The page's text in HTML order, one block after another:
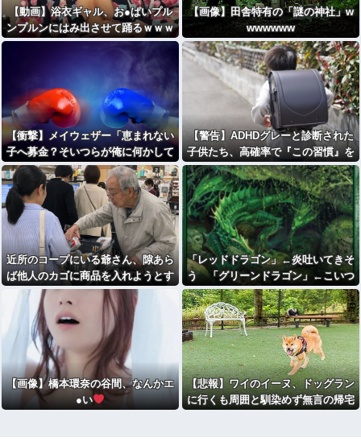
【動画】浴衣ギャル、お●ぱいプル
ンプルンにはみ出させて踊るｗｗｗ
ｗｗｗ
【画像】田舎特有の「謎の神社」w
wwwwww
【衝撃】メイウェザー「恵まれない
子へ募金？そいつらが俺に何かして
くれたのか・・・・・・？」
⇒！！！
【警告】ADHDグレーと診断された
子供たち、高確率で『この習慣』を
やっていた→！！！
近所のコープにいる爺さん、隙あら
ば他人のカゴに商品を入れようとす
る
「レッドドラゴン」←炎吐いてきそ
う 「グリーンドラゴン」←こいつ
は？
【画像】橋本環奈の谷間、なんかエ
●い
【悲報】ワイのイーヌ、ドッグラン
に行くも周囲と馴染めず無言の帰宅